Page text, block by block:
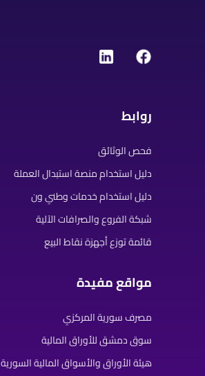
روابط
فحص الوثائق
دليل استخدام منصة استبدال العملة
دليل استخدام خدمات وطني ون
شبكة الفروع والصرافات الآلية
قائمة توزع أجهزة نقاط البيع
مواقع مفيدة
مصرف سورية المركزي
سوق دمشق للأوراق المالية
هيئة الأوراق والأسواق المالية السورية